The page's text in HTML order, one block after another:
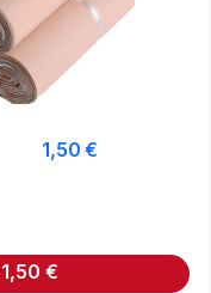
1,50€
1,50 €